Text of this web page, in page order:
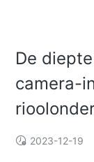
De
camera-
2023-12-19